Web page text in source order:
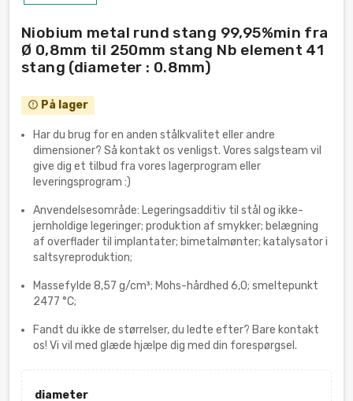
Niobium metal rund stang 99,95%min fra
Ø 0,8mm til 250mm stang Nb element 41
stang (diameter : 0.8mm)
error_outline På lager
Har du brug for en anden stålkvalitet eller andre
dimensioner? Så kontakt os venligst. Vores salgsteam vil
give dig et tilbud fra vores lagerprogram eller
leveringsprogram :)
Anvendelsesområde: Legeringsadditiv til stål og ikke-
jernholdige legeringer; produktion af smykker; belægning
af overflader til implantater; bimetalmønter; katalysator i
saltsyreproduktion;
Massefylde 8,57 g/cm³; Mohs-hårdhed 6,0; smeltepunkt
2477 °C;
Fandt du ikke de størrelser, du ledte efter? Bare kontakt
os! Vi vil med glæde hjælpe dig med din forespørgsel.
diameter